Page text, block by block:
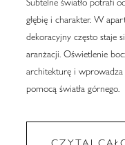
głębię i charakter. W
dekoracyjny często staje
aranżacji. Oświetlenie
architekturę i wprowadza
pomocą światła górnego.